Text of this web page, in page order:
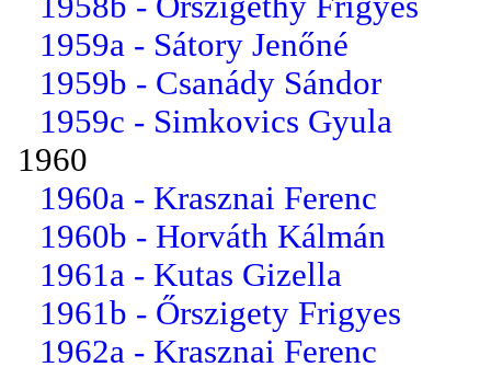
1959a - Sátory Jenőné
1959b - Csanády Sándor
1959c - Simkovics Gyula
1960
1960a - Krasznai Ferenc
1960b - Horváth Kálmán
1961a - Kutas Gizella
1961b - Őrszigety Frigyes
1962a - Krasznai Ferenc